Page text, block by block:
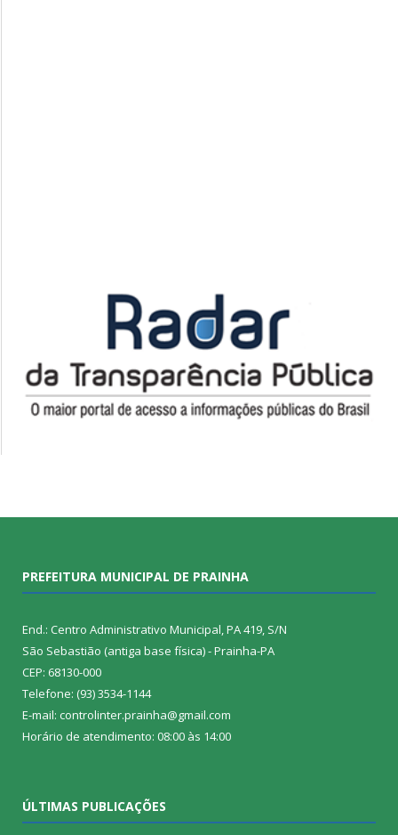
PREFEITURA MUNICIPAL DE PRAINHA
End.: Centro Administrativo Municipal, PA 419, S/N
São Sebastião (antiga base física) - Prainha-PA
CEP: 68130-000
Telefone: (93) 3534-1144
E-mail: controlinter.prainha@gmail.com
Horário de atendimento: 08:00 às 14:00
ÚLTIMAS PUBLICAÇÕES